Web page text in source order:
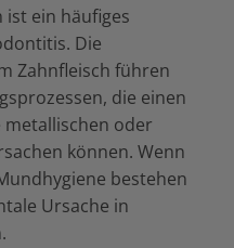
ein häufiges
Die
Zahnfleisch führen
die einen
oder
können. Wenn
bestehen
Ursache in